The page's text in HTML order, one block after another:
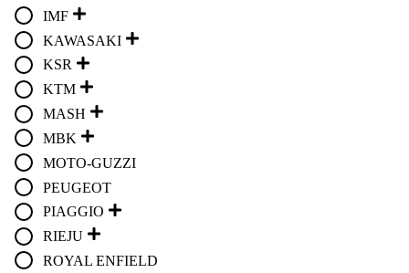
IMF
KAWASAKI
KSR
KTM
MASH
MBK
MOTO-GUZZI
PEUGEOT
PIAGGIO
RIEJU
ROYAL ENFIELD